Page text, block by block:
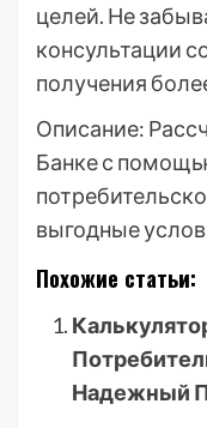
целей. Не
консультации
получения
Описание:
Банке с
выгодные
Похожие статьи:
Надежный